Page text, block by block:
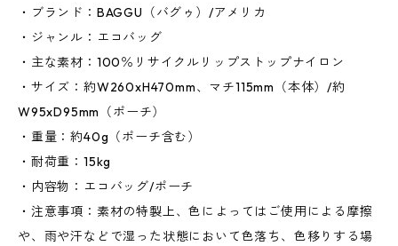
・ブランド：BAGGU（バグゥ）/アメリカ
・ジャンル：エコバッグ
・主な素材：100％リサイクルリップストップナイロン
・サイズ：約W260xH470mm、マチ115mm（本体）/約
W95xD95mm（ポーチ）
・重量：約40g（ポーチ含む）
・耐荷重：15kg
・内容物：エコバッグ/ポーチ
・注意事項：素材の特製上、色によってはご使用による摩擦
や、雨や汗などで湿った状態において色落ち、色移りする場